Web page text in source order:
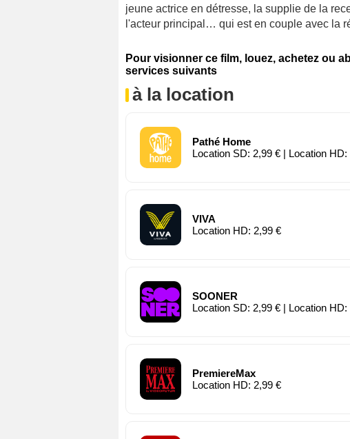
jeune actrice en détresse, la supplie de la
l'acteur principal… qui est en couple avec la
Pour visionner ce film, louez, achetez ou
services suivants
à la location
Pathé Home
Location SD: 2,99 € | Location HD:
VIVA
Location HD: 2,99 €
SOONER
Location SD: 2,99 € | Location HD:
PremiereMax
Location HD: 2,99 €